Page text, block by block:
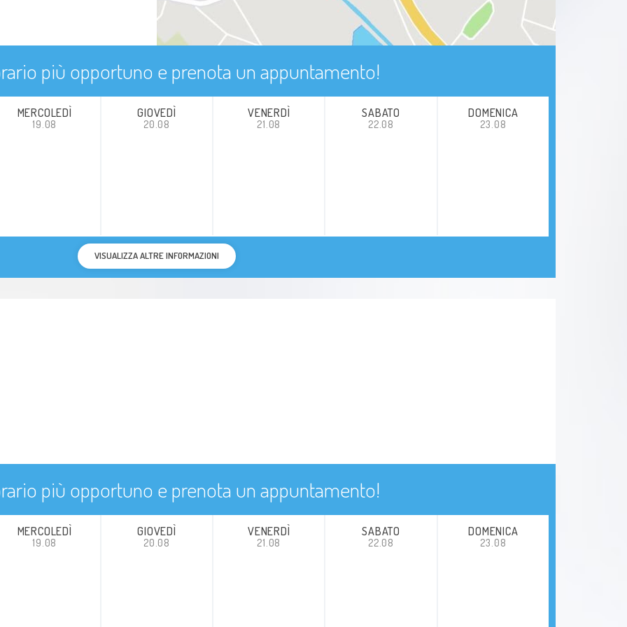
più opportuno e prenota un appuntamento!
MERCOLEDÌ
19.08
GIOVEDÌ
20.08
VENERDÌ
21.08
SABATO
22.08
DOMENICA
23.08
VISUALIZZA ALTRE INFORMAZIONI
più opportuno e prenota un appuntamento!
MERCOLEDÌ
19.08
GIOVEDÌ
20.08
VENERDÌ
21.08
SABATO
22.08
DOMENICA
23.08